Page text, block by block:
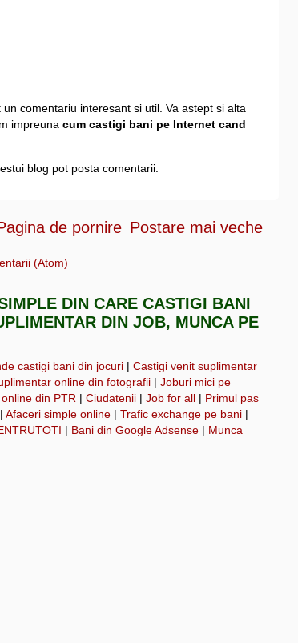
comentariu interesant si util. Va astept si alta
impreuna cum castigi bani pe Internet cand
blog pot posta comentarii.
Postare mai veche
de pornire
(Atom)
DIN CARE CASTIGI BANI
DIN JOB, MUNCA PE
castigi bani din jocuri | Castigi venit suplimentar
online din fotografii | Joburi mici pe
din PTR | Ciudatenii | Job for all | Primul pas
| Afaceri simple online | Trafic exchange pe bani |
| Bani din Google Adsense | Munca